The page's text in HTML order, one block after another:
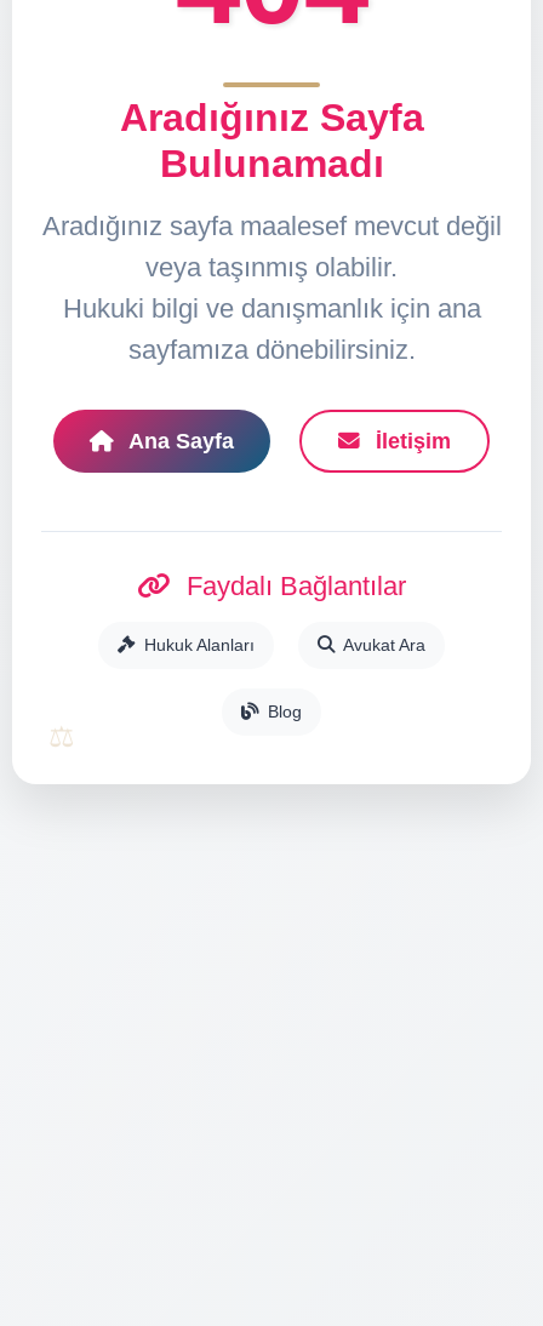
Aradığınız Sayfa
Bulunamadı
Aradığınız sayfa maalesef mevcut değil
veya taşınmış olabilir.
Hukuki bilgi ve danışmanlık için ana
sayfamıza dönebilirsiniz.
Ana Sayfa İletişim
Faydalı Bağlantılar
Hukuk Alanları Avukat Ara
Blog